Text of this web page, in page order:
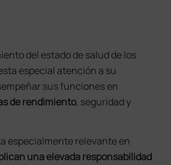
del estado de salud de los
especial atención a su
sus funciones en
de rendimiento, seguridad y
especialmente relevante en
una elevada responsabilidad